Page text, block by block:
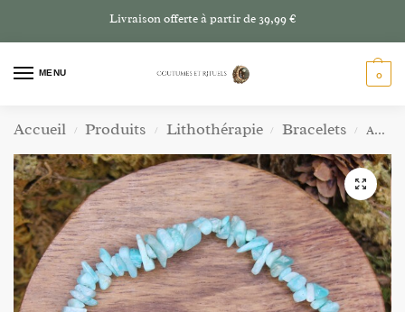
Livraison offerte à partir de 39,99 €
MENU 0
Accueil / Produits / Lithothérapie / Bracelets / Amazonite – Galets concassés